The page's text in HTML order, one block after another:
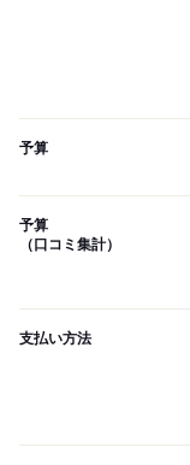
予算
予算
（口コミ集計）
支払い方法